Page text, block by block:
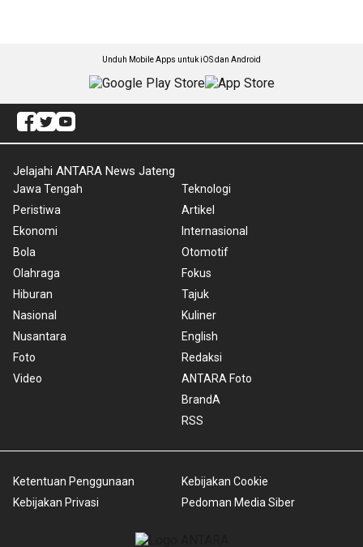
Unduh Mobile Apps untuk iOS dan Android
Jelajahi ANTARA News Jateng
Jawa Tengah
Peristiwa
Ekonomi
Bola
Olahraga
Hiburan
Nasional
Nusantara
Foto
Video
Teknologi
Artikel
Internasional
Otomotif
Fokus
Tajuk
Kuliner
English
Redaksi
ANTARA Foto
BrandA
RSS
Ketentuan Penggunaan
Kebijakan Privasi
Kebijakan Cookie
Pedoman Media Siber